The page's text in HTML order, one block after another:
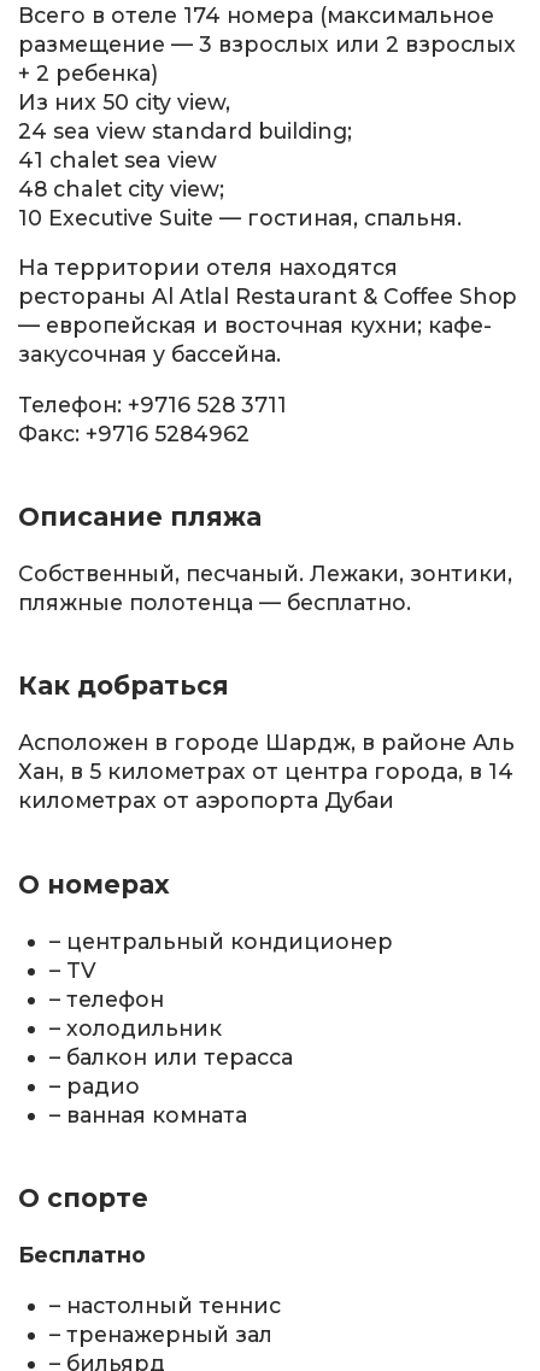
Всего в отеле 174 номера (максимальное
размещение — 3 взрослых или 2 взрослых
+ 2 ребенка)
Из них 50 city view,
24 sea view standard building;
41 chalet sea view
48 chalet city view;
10 Executive Suite — гостиная, спальня.
На территории отеля находятся
рестораны Al Atlal Restaurant & Coffee Shop
— европейская и восточная кухни; кафе-
закусочная у бассейна.
Телефон: +9716 528 3711
Факс: +9716 5284962
Описание пляжа
Собственный, песчаный. Лежаки, зонтики,
пляжные полотенца — бесплатно.
Как добраться
Асположен в городе Шардж, в районе Аль
Хан, в 5 километрах от центра города, в 14
километрах от аэропорта Дубаи
О номерах
– центральный кондиционер
– TV
– телефон
– холодильник
– балкон или терасса
– радио
– ванная комната
О спорте
Бесплатно
– настолный теннис
– тренажерный зал
– бильярд